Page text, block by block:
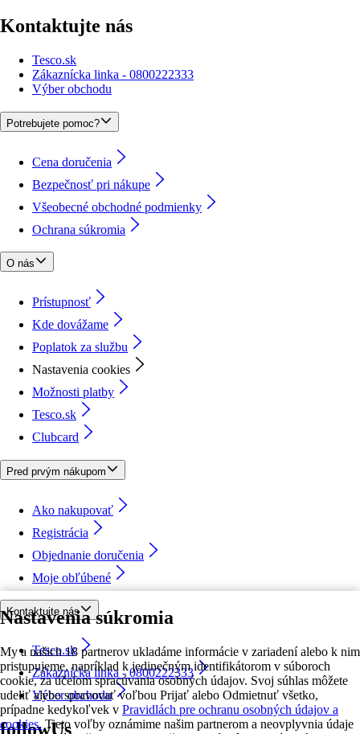
Nastavenia súkromia
My a našich 18 partnerov ukladáme informácie v zariadení alebo k nim
pristupujeme, napríklad k jedinečným identifikátorom v súboroch
cookie, za účelom spracúvania osobných údajov. Svoj súhlas môžete
udeliť alebo spravovať voľbou Prijať alebo Odmietnuť všetko,
prípadne kedykoľvek v Pravidlách pre ochranu osobných údajov a
cookies. Tieto voľby oznámime našim partnerom a neovplyvnia údaje
Kontaktujte nás
Tesco.sk
Zákaznícka linka - 0800222333
Výber obchodu
Potrebujete pomoc?
Cena doručenia
Bezpečnosť pri nákupe
Všeobecné obchodné podmienky
Ochrana súkromia
O nás
Prístupnosť
Kde dovážame
Poplatok za službu
Nastavenia cookies
Možnosti platby
Tesco.sk
Clubcard
Pred prvým nákupom
Ako nakupovať
Registrácia
Objednanie doručenia
Moje obľúbené
Kontaktujte nás
Tesco.sk
Zákaznícka linka - 0800222333
Výber obchodu
followUs